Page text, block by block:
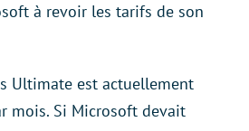
à revoir les tarifs de son
Ultimate est actuellement
mois. Si Microsoft devait